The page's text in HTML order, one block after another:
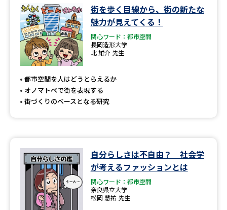
オープンキャンパス検索 実施プログラムから探す
来場型・Web型イベント特集 夢ナビライブ
受験準備
先輩が入学を決めた理由 テレメール全国一斉進学調査
新生活お役立ちガイド
街を歩く目線から、街の新たな
魅力が見えてくる！
関心ワード：都市空間
長岡造形大学
北 雄介 先生
都市空間を人はどうとらえるか
オノマトペで街を表現する
街づくりのベースとなる研究
自分らしさは不自由？ 社会学
が考えるファッションとは
関心ワード：都市空間
奈良県立大学
松岡 慧祐 先生